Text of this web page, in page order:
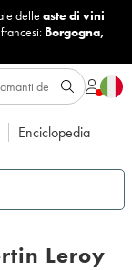
delle aste di vini
Borgogna,
Enciclopedia
Leroy